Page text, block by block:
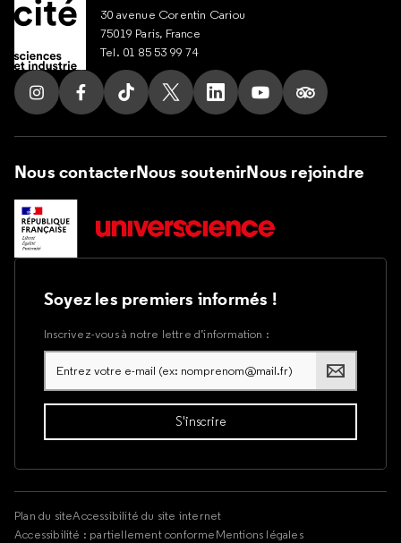
30 avenue Corentin Cariou
75019 Paris, France
Tel. 01 85 53 99 74
Suivez nous sur Instagram
Suivez nous sur Facebook
Suivez nous sur Tik Tok
Suivez nous sur X
Suivez nous sur LinkedIn
Suivez nous sur
Suivez nous
Nous contacterNous soutenirNous rejoindre
Soyez les premiers informés !
Inscrivez-vous à notre lettre d’information :
Plan du siteAccessibilité du site internet
Accessibilité : partiellement conformeMentions légales